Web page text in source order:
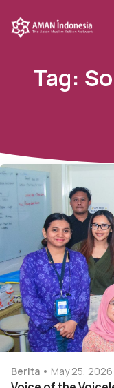
Tag:
Berita May 25, 2026